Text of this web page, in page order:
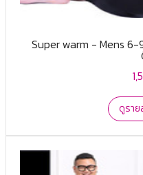
Super warm - Mens
ดูราย